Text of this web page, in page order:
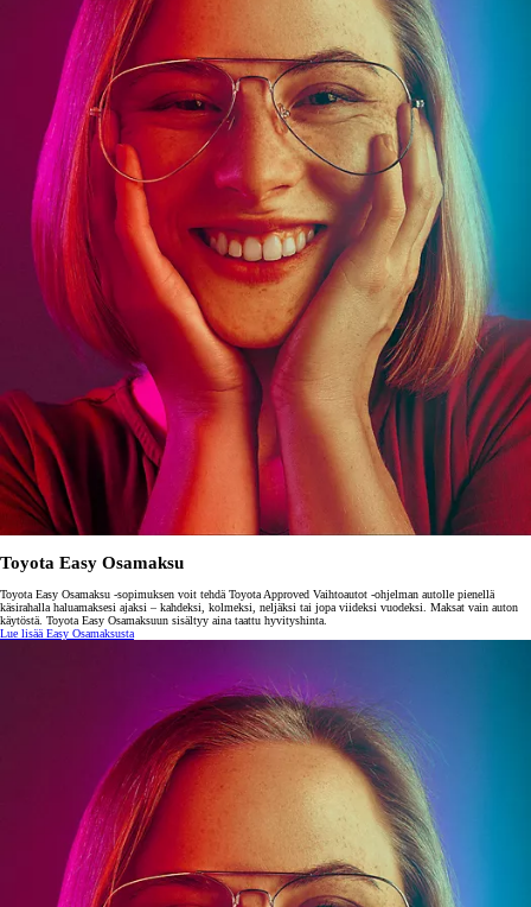
Toyota Easy Osamaksu
Toyota Easy Osamaksu -sopimuksen voit tehdä Toyota Approved Vaihtoautot -ohjelman autolle pienellä
käsirahalla haluamaksesi ajaksi – kahdeksi, kolmeksi, neljäksi tai jopa viideksi vuodeksi. Maksat vain auton
käytöstä. Toyota Easy Osamaksuun sisältyy aina taattu hyvityshinta.
Lue lisää Easy Osamaksusta